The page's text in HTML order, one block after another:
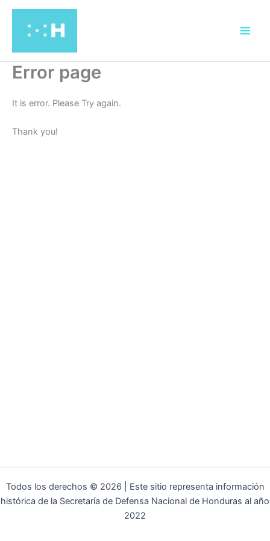
contenido
Error page
It is error. Please Try again.
Thank you!
Todos los derechos © 2026 | Este sitio representa información
histórica de la Secretaría de Defensa Nacional de Honduras al año
2022